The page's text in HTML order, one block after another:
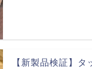
【新製品検証】